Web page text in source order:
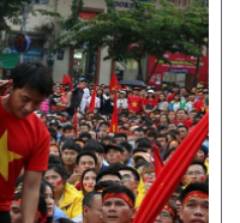
di chuyển vào trong
S.Đồng)